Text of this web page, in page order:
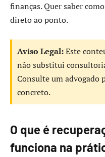
finanças. Quer saber
direto ao ponto.
Aviso Legal:Este
não substitui
Consulte um advogado
concreto.
O que é
funciona na